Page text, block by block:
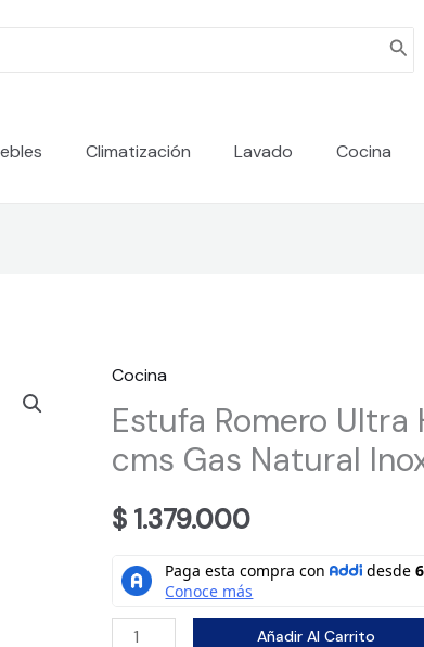
Climatización Lavado Cocina
Cocina
Estufa Romero Ultra
cms Gas Natural
$ 1.379.000
Estufa
Añadir Al Carrito